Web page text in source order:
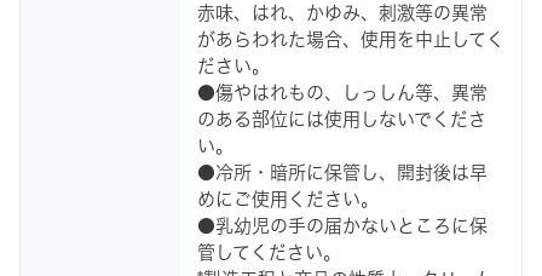
赤味、はれ、かゆみ、刺激等の異常
があらわれた場合、使用を中止してく
ださい。
●傷やはれもの、しっしん等、異常
のある部位には使用しないでくださ
い。
●冷所・暗所に保管し、開封後は早
めにご使用ください。
●乳幼児の手の届かないところに保
管してください。